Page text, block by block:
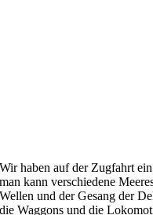
Wir haben auf der Zugfahrt
man kann verschiedene
Wellen und der Gesang der
die Waggons und die